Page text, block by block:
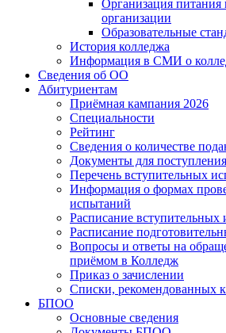
Организация питания
организации
Образовательные
История колледжа
Информация в СМИ о
Сведения об ОО
Абитуриентам
Приёмная кампания 2026
Специальности
Рейтинг
Сведения о количестве
Документы для поступления
Перечень вступительных
Информация о формах
испытаний
Расписание вступительных
Расписание
Вопросы и ответы на
приёмом в Колледж
Приказ о зачислении
Списки, рекомендованных
БПОО
Основные сведения